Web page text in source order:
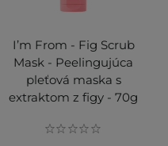
I’m From - Fig Scrub
Mask - Peelingujúca
pleťová maska s
extraktom z figy - 70g